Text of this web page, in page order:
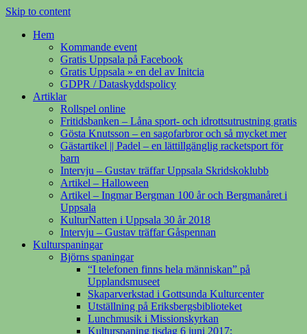
Skip to content
Hem
Kommande event
Gratis Uppsala på Facebook
Gratis Uppsala » en del av Initcia
GDPR / Dataskyddspolicy
Artiklar
Rollspel online
Fritidsbanken – Låna sport- och idrottsutrustning gratis
Gösta Knutsson – en sagofarbror och så mycket mer
Gästartikel || Padel – en lättillgänglig racketsport för
barn
Intervju – Gustav träffar Uppsala Skridskoklubb
Artikel – Halloween
Artikel – Ingmar Bergman 100 år och Bergmanåret i
Uppsala
KulturNatten i Uppsala 30 år 2018
Intervju – Gustav träffar Gåspennan
Kulturspaningar
Björns spaningar
“I telefonen finns hela människan” på
Upplandsmuseet
Skaparverkstad i Gottsunda Kulturcenter
Utställning på Eriksbergsbiblioteket
Lunchmusik i Missionskyrkan
Kulturspaning tisdag 6 juni 2017: